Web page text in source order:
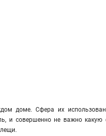
доме. Сфера их
и совершенно не важно